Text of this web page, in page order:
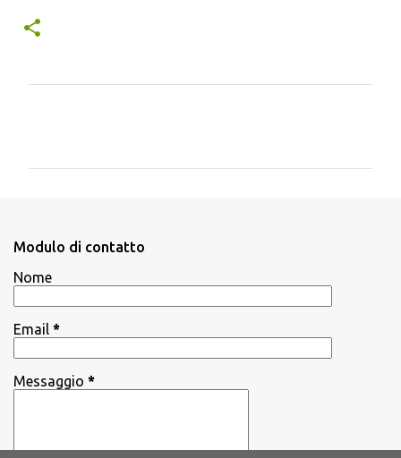
i
Modulo di contatto
Nome
Email *
Messaggio *